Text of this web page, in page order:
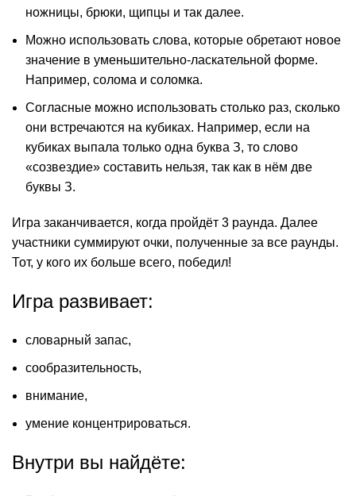
ножницы, брюки, щипцы и так далее.
Можно использовать слова, которые обретают новое
значение в уменьшительно-ласкательной форме.
Например, солома и соломка.
Согласные можно использовать столько раз, сколько
они встречаются на кубиках. Например, если на
кубиках выпала только одна буква З, то слово
«созвездие» составить нельзя, так как в нём две
буквы З.
Игра заканчивается, когда пройдёт 3 раунда. Далее
участники суммируют очки, полученные за все раунды.
Тот, у кого их больше всего, победил!
Игра развивает:
словарный запас,
сообразительность,
внимание,
умение концентрироваться.
Внутри вы найдёте: